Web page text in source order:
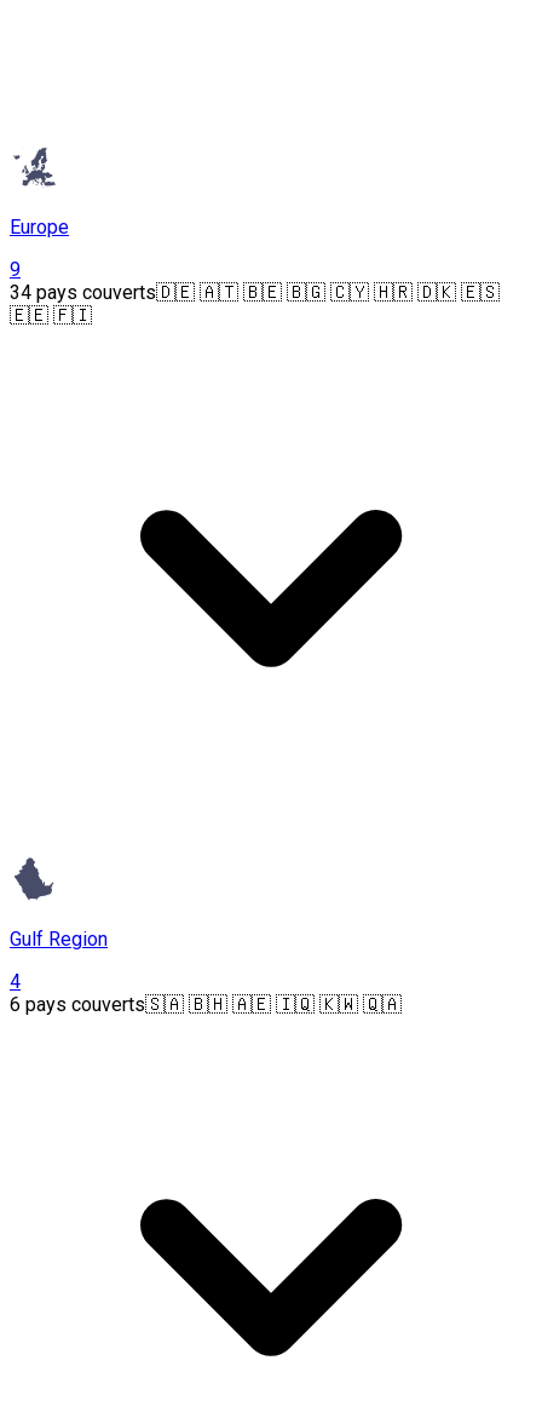
Europe
9
34 pays couverts🇩🇪 🇦🇹 🇧🇪 🇧🇬 🇨🇾 🇭🇷 🇩🇰 🇪🇸
🇪🇪 🇫🇮
Gulf Region
4
6 pays couverts🇸🇦 🇧🇭 🇦🇪 🇮🇶 🇰🇼 🇶🇦